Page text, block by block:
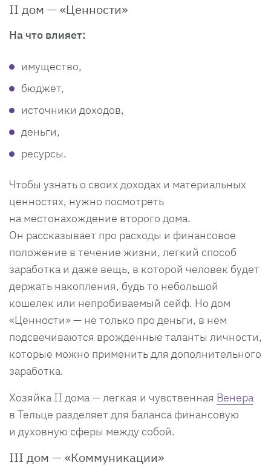
II дом — «Ценности»
На что влияет:
имущество,
бюджет,
источники доходов,
деньги,
ресурсы.
Чтобы узнать о своих доходах и материальных
ценностях, нужно посмотреть
на местонахождение второго дома.
Он рассказывает про расходы и финансовое
положение в течение жизни, легкий способ
заработка и даже вещь, в которой человек будет
держать накопления, будь то небольшой
кошелек или непробиваемый сейф. Но дом
«Ценности» — не только про деньги, в нем
подсвечиваются врожденные таланты личности,
которые можно применить для дополнительного
заработка.
Хозяйка II дома — легкая и чувственная Венера
в Тельце разделяет для баланса финансовую
и духовную сферы между собой.
III дом — «Коммуникации»